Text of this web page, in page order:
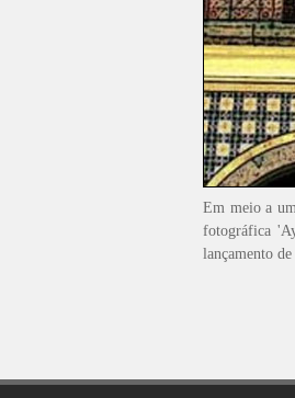
Em meio a
fotográfica
lançamento